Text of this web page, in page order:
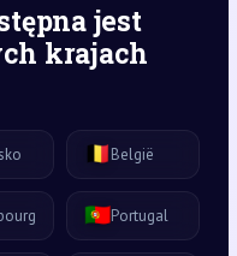
jest
krajach
🇧🇪België
🇵🇹Portugal